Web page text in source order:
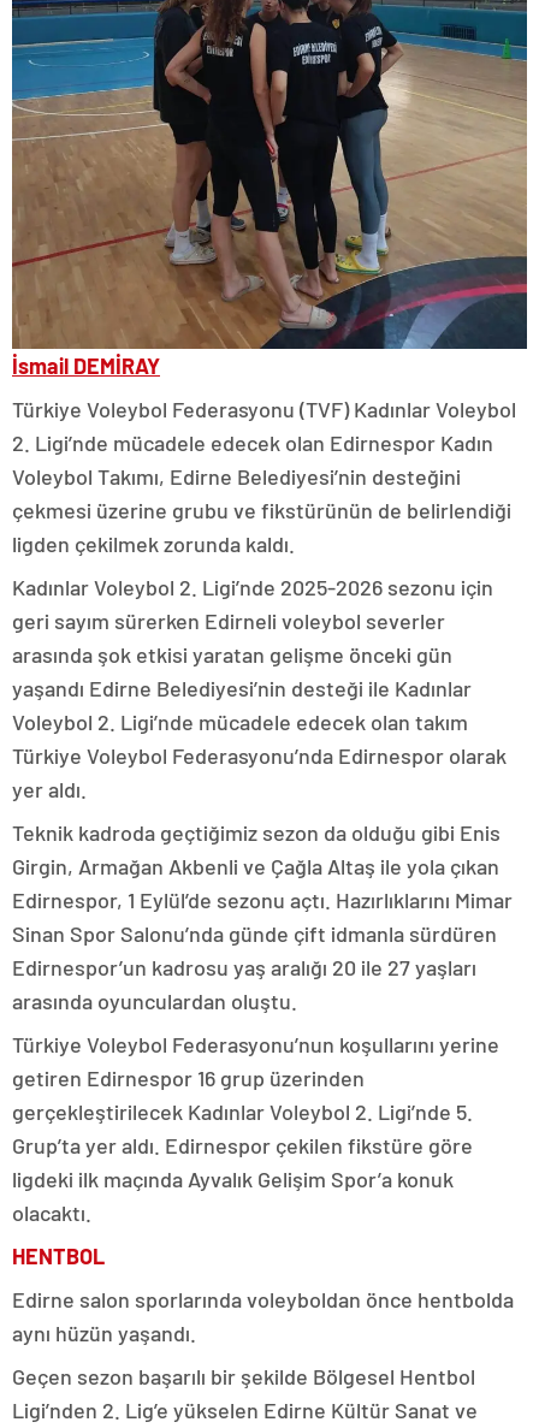
İsmail DEMİRAY
Türkiye Voleybol Federasyonu (TVF) Kadınlar Voleybol
2. Ligi’nde mücadele edecek olan Edirnespor Kadın
Voleybol Takımı, Edirne Belediyesi’nin desteğini
çekmesi üzerine grubu ve fikstürünün de belirlendiği
ligden çekilmek zorunda kaldı.
Kadınlar Voleybol 2. Ligi’nde 2025-2026 sezonu için
geri sayım sürerken Edirneli voleybol severler
arasında şok etkisi yaratan gelişme önceki gün
yaşandı Edirne Belediyesi’nin desteği ile Kadınlar
Voleybol 2. Ligi’nde mücadele edecek olan takım
Türkiye Voleybol Federasyonu’nda Edirnespor olarak
yer aldı.
Teknik kadroda geçtiğimiz sezon da olduğu gibi Enis
Girgin, Armağan Akbenli ve Çağla Altaş ile yola çıkan
Edirnespor, 1 Eylül’de sezonu açtı. Hazırlıklarını Mimar
Sinan Spor Salonu’nda günde çift idmanla sürdüren
Edirnespor’un kadrosu yaş aralığı 20 ile 27 yaşları
arasında oyunculardan oluştu.
Türkiye Voleybol Federasyonu’nun koşullarını yerine
getiren Edirnespor 16 grup üzerinden
gerçekleştirilecek Kadınlar Voleybol 2. Ligi’nde 5.
Grup’ta yer aldı. Edirnespor çekilen fikstüre göre
ligdeki ilk maçında Ayvalık Gelişim Spor’a konuk
olacaktı.
HENTBOL
Edirne salon sporlarında voleyboldan önce hentbolda
aynı hüzün yaşandı.
Geçen sezon başarılı bir şekilde Bölgesel Hentbol
Ligi’nden 2. Lig’e yükselen Edirne Kültür Sanat ve